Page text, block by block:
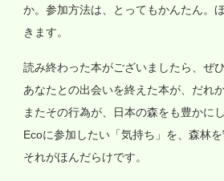
か。参加方法は、とってもかんたん。
きます。
読み終わった本がございましたら、ぜ
あなたとの出会いを終えた本が、だれ
またその行為が、日本の森をも豊かにし
Ecoに参加したい「気持ち」を、森林
それがほんだらけです。